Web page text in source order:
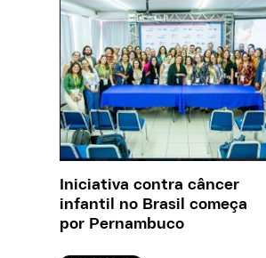
Iniciativa contra câncer
infantil no Brasil começa
por Pernambuco